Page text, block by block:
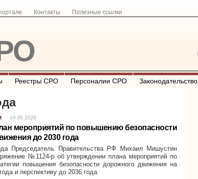
Контакты Полезные ссылки
Реестры СРО Персоналии СРО Законодательство
04.06.2026
мероприятий по повышению безопасности
до 2030 года
Председатель Правительства РФ Михаил Мишустин
№1124-р об утверждении плана мероприятий по
повышения безопасности дорожного движения на
и перспективу до 2036 года.